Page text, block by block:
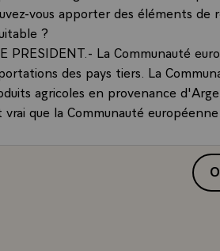
vous apporter des éléments
?
PRESIDENT.- La Communauté
des pays tiers. La
agricoles en provenance
vrai que la Communauté
agricole et de développer ses
depuis quelques années par
particulière à la Communauté